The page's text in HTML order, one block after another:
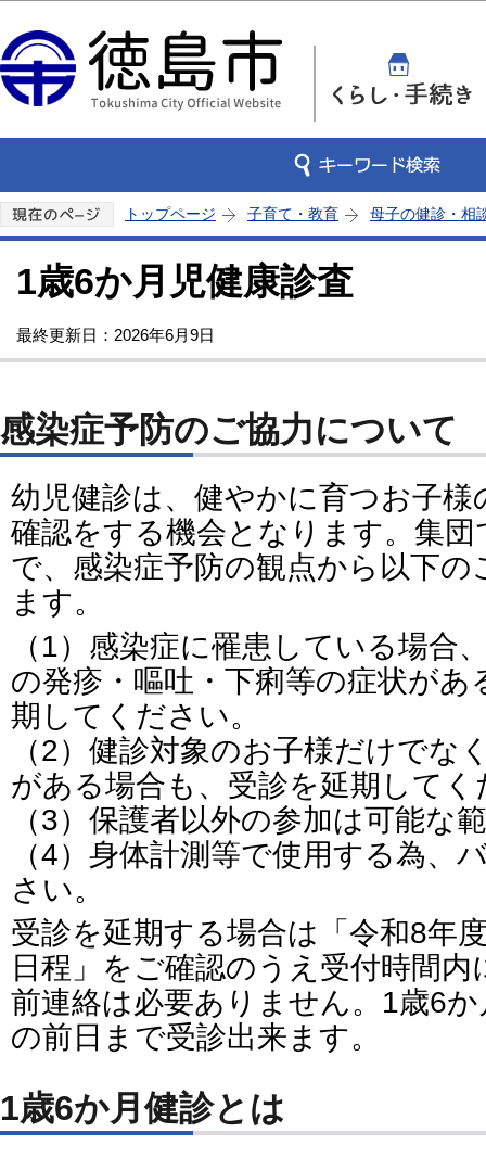
トップページ 子育て・教育 母子の健診・相
1歳6か月児健康診査
最終更新日：2026年6月9日
感染症予防のご協力について
幼児健診は、健やかに育つお子
確認をする機会となります。集
で、感染症予防の観点から以下
ます。
（1）感染症に罹患している場合
の発疹・嘔吐・下痢等の症状があ
期してください。
（2）健診対象のお子様だけでな
がある場合も、受診を延期してく
（3）保護者以外の参加は可能な
（4）身体計測等で使用する為、
さい。
受診を延期する場合は「令和8年
日程」をご確認のうえ受付時間
前連絡は必要ありません。1歳6
の前日まで受診出来ます。
1歳6か月健診とは